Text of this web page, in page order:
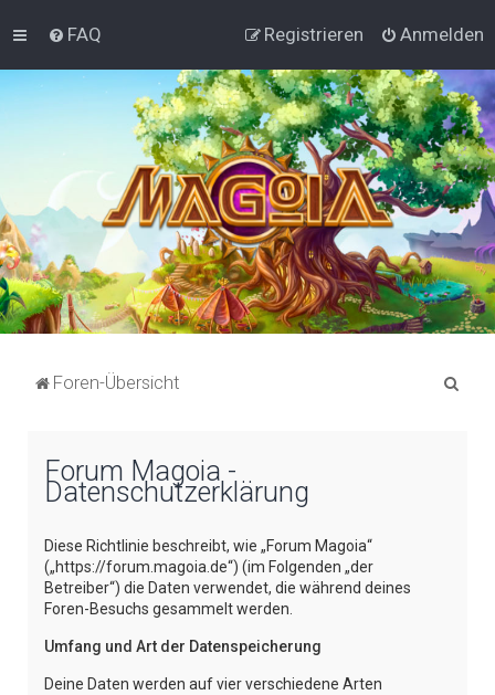
FAQ Anmelden
Registrieren
Foren-Übersicht
Forum Magoia -
Datenschutzerklärung
Diese Richtlinie beschreibt, wie „Forum Magoia“
(„https://forum.magoia.de“) (im Folgenden „der
Betreiber“) die Daten verwendet, die während deines
Foren-Besuchs gesammelt werden.
Umfang und Art der Datenspeicherung
Deine Daten werden auf vier verschiedene Arten